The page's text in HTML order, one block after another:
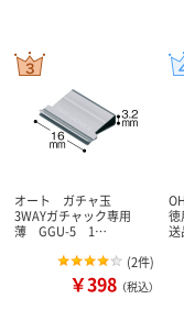
オート ガチャ玉
3WAYガチャック専用
薄 GGU-5 1…
(2件)
￥398 （税込）
送